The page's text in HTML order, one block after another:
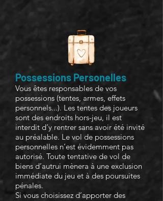
Possessions Personelles
Vous êtes responsables de vos
possessions (tentes, armes, effets
personnels...). Les tentes des joueurs
sont des endroits hors-jeu, il est
interdit d’y rentrer sans avoir été invité
au préalable. Le vol de possessions
personnelles n’est évidemment pas
autorisé. Toute tentative de vol de
biens d’autrui mènera à une exclusion
immédiate du jeu et à des poursuites
pénales.
Si vous choisissez d’apporter des